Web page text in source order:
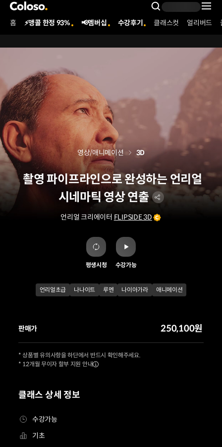
콜로소
Search
Coloso Menu
홈 ⚡앵콜 한정 93% 📢멤버십 수강후기 클래스컷 얼리버드
촬영 파이프라인으로 완성하는 언리얼
시네마틱 영상 연출
언리얼 크리에이터 FLIPSIDE 3D
영상/애니메이션 3D
평생시청 수강가능
언리얼초급 나나이트 루멘 나이아가라 애니메이션
클래스 상세 정보
수강가능
기초
판매가 250,100원
* 상품별 유의사항을 하단에서 반드시 확인해주세요.
* 12개월 무이자 할부 지원 안내